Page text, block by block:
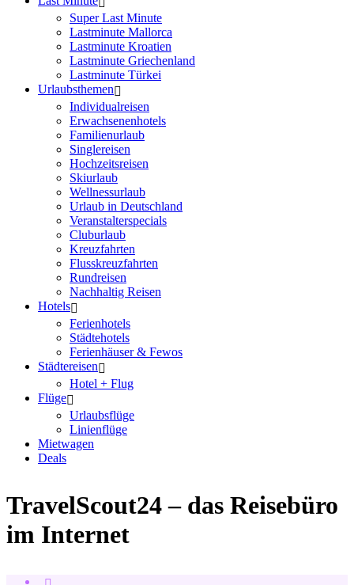
Super Last Minute
Lastminute Mallorca
Lastminute Kroatien
Lastminute Griechenland
Lastminute Türkei
Urlaubsthemen
Individualreisen
Erwachsenenhotels
Familienurlaub
Singlereisen
Hochzeitsreisen
Skiurlaub
Wellnessurlaub
Urlaub in Deutschland
Veranstalterspecials
Cluburlaub
Kreuzfahrten
Flusskreuzfahrten
Rundreisen
Nachhaltig Reisen
Hotels
Ferienhotels
Städtehotels
Ferienhäuser & Fewos
Städtereisen
Hotel + Flug
Flüge
Urlaubsflüge
Linienflüge
Mietwagen
Deals
TravelScout24 – das Reisebüro
im Internet